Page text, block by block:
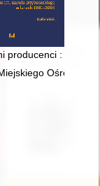
Praw
producenci : Studio
Ośrodka